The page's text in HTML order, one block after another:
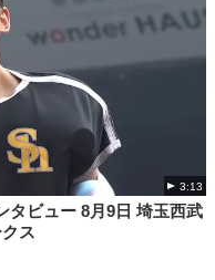
3:13
タビュー 8月9日 埼玉西武
ス